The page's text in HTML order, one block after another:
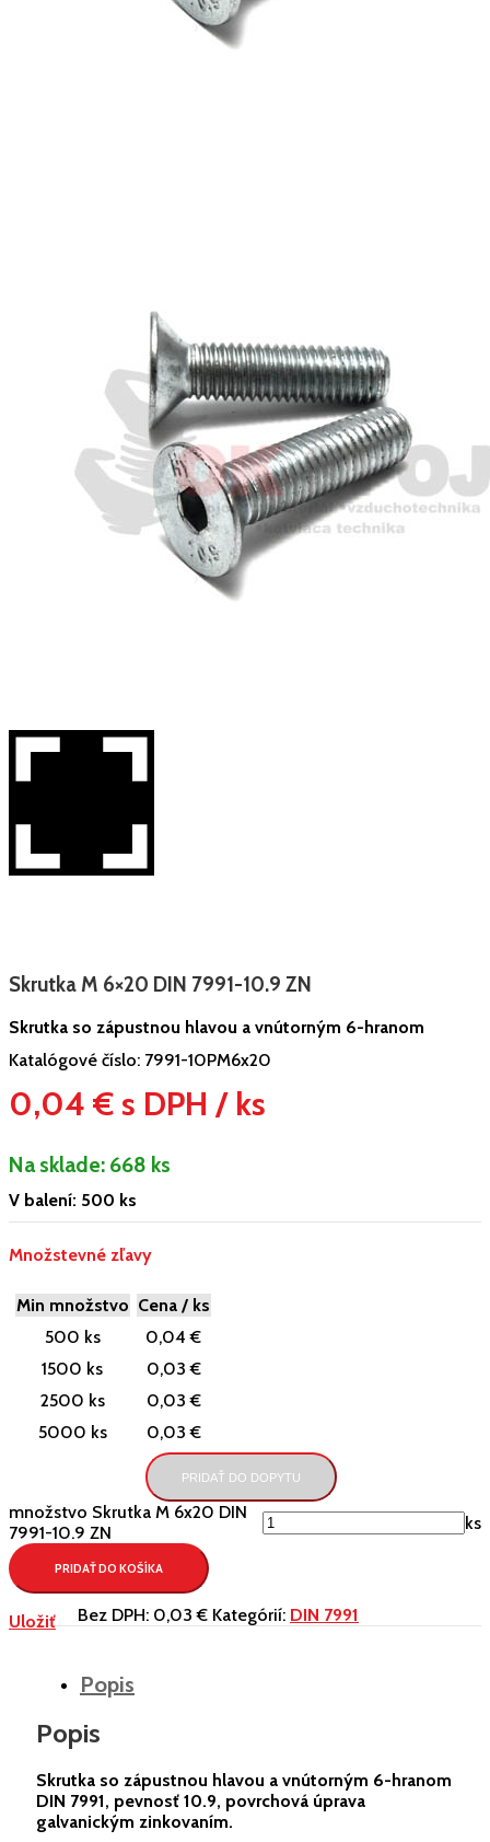
Skrutka M 6×20 DIN 7991-10.9 ZN
Skrutka so zápustnou hlavou a vnútorným 6-hranom
Katalógové číslo: 7991-10PM6x20
0,04 € s DPH / ks
Na sklade: 668 ks
V balení: 500 ks
Množstevné zľavy
Min množstvo Cena / ks
500 ks
0,04 €
1500 ks
0,03 €
2500 ks
0,03 €
5000 ks
0,03 €
PRIDAŤ DO DOPYTU
množstvo Skrutka M 6x20 DIN
7991-10.9 ZN
ks
PRIDAŤ DO KOŠÍKA
Uložiť Bez DPH: 0,03 € Kategórií: DIN 7991
Popis
Popis
Skrutka so zápustnou hlavou a vnútorným 6-hranom
DIN 7991, pevnosť 10.9, povrchová úprava
galvanickým zinkovaním.